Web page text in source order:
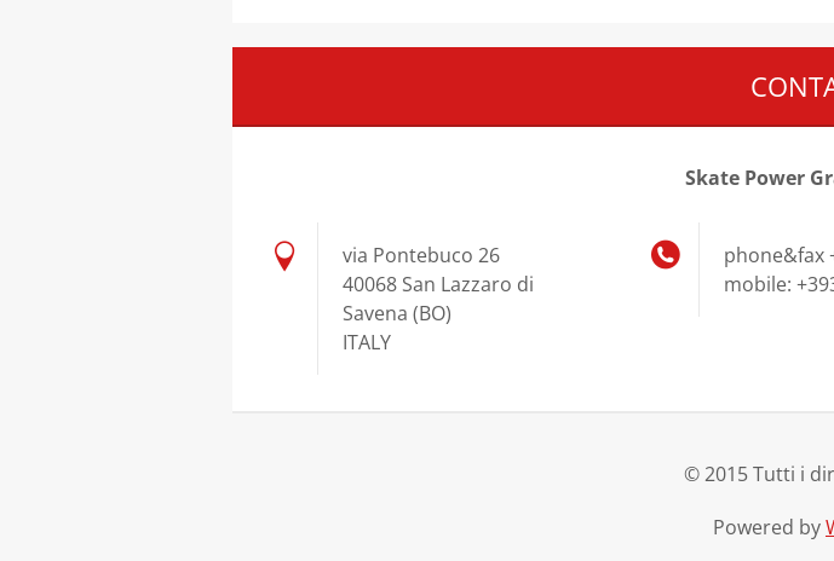
Skate Power
via Pontebuco 26
40068 San Lazzaro di
Savena (BO)
ITALY
phone&fax
mobile:
© 2015 Tutti i
Powered by